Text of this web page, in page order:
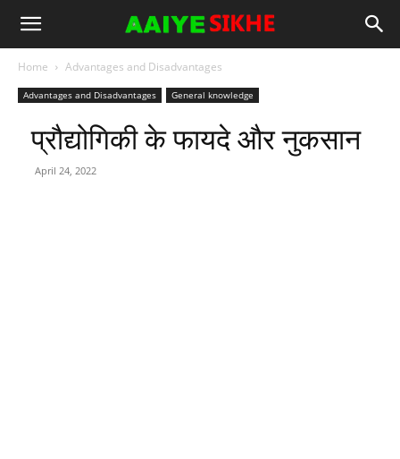
Home Advantages and Disadvantages
Advantages and Disadvantages General knowledge
प्रौद्योगिकी के फायदे और नुकसान
April 24, 2022